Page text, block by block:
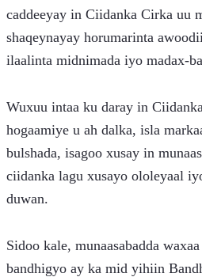
caddeeyay in Ciidanka Cirka uu
shaqeynayay horumarinta
ilaalinta midnimada iyo madax-
Wuxuu intaa ku daray in
hogaamiye u ah dalka, isla
bulshada, isagoo xusay in
ciidanka lagu xusayo ololeyaal
duwan.
Sidoo kale, munaasabadda
bandhigyo ay ka mid yihiin